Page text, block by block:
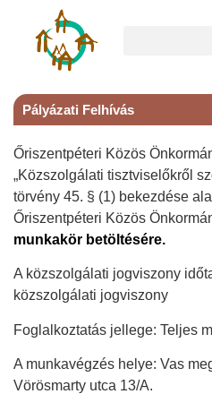
Pályázati Felhívás
Őriszentpéteri Közös
„Közszolgálati tisztviselőkről
törvény 45. § (1) bekezdése
Őriszentpéteri Közös
munkakör betöltésére.
A közszolgálati jogviszony
közszolgálati jogviszony
Foglalkoztatás jellege: Teljes
A munkavégzés helye: Vas
Vörösmarty utca 13/A.